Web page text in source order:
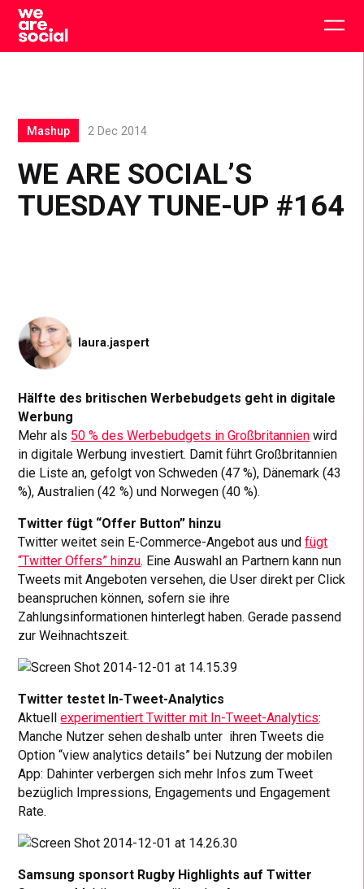
Skip
content
WE ARE SOCIAL’S
TUESDAY TUNE-UP #164
Mashup 2 Dec 2014
laura.jaspert
Hälfte des britischen Werbebudgets geht in digitale
Werbung
Mehr als 50 % des Werbebudgets in Großbritannien wird
in digitale Werbung investiert. Damit führt Großbritannien
die Liste an, gefolgt von Schweden (47 %), Dänemark (43
%), Australien (42 %) und Norwegen (40 %).
Twitter fügt “Offer Button” hinzu
Twitter weitet sein E-Commerce-Angebot aus undfügt
“Twitter Offers” hinzu. Eine Auswahl an Partnern kann nun
Tweets mit Angeboten versehen, die User direkt per Click
beanspruchen können, sofern sie ihre
Zahlungsinformationen hinterlegt haben. Gerade passend
zur Weihnachtszeit.
Twitter testet In-Tweet-Analytics
Aktuellexperimentiert Twitter mit In-Tweet-Analytics:
Manche Nutzer sehen deshalb unter ihren Tweets die
Option “view analytics details” bei Nutzung der mobilen
App: Dahinter verbergen sich mehr Infos zum Tweet
bezüglich Impressions, Engagements und Engagement
Rate.
Samsung sponsort Rugby Highlights auf Twitter